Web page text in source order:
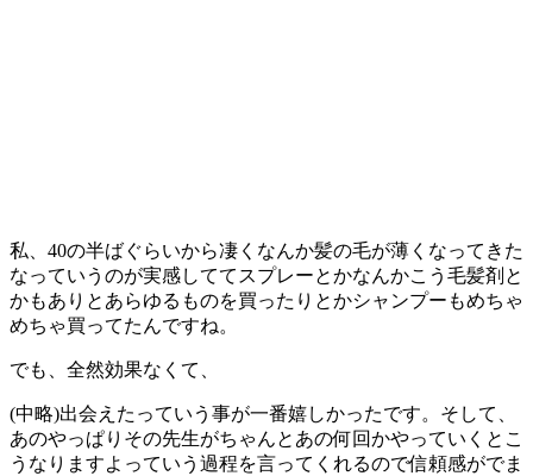
私、40の半ばぐらいから凄くなんか髪の毛が薄くなってきた
なっていうのが実感しててスプレーとかなんかこう毛髪剤と
かもありとあらゆるものを買ったりとかシャンプーもめちゃ
めちゃ買ってたんですね。
でも、全然効果なくて、
(中略)出会えたっていう事が一番嬉しかったです。そして、
あのやっぱりその先生がちゃんとあの何回かやっていくとこ
うなりますよっていう過程を言ってくれるので信頼感がでま